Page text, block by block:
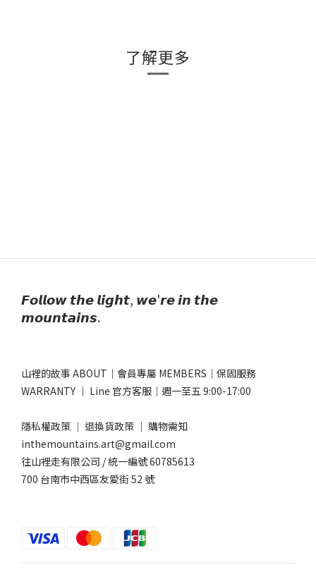
了解更多
𝙁𝙤𝙡𝙡𝙤𝙬 𝙩𝙝𝙚 𝙡𝙞𝙜𝙝𝙩, 𝙬𝙚'𝙧𝙚 𝙞𝙣 𝙩𝙝𝙚
𝙢𝙤𝙪𝙣𝙩𝙖𝙞𝙣𝙨.
山裡的故事 ABOUT ｜ 會員專屬 MEMBERS ｜ 保固服務
WARRANTY ｜ Line 官方客服 ｜週一至五 9:00-17:00​
隱私權政策 ｜ 退換貨政策 ｜ 購物需知
inthemountains.art@gmail.com
往山裡走有限公司 / 統一編號 60785613
700 台南市中西區友愛街 52 號